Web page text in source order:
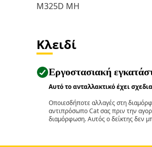
M325D MH
Κλειδί
Εργοστασιακή
Αυτό το ανταλλακτικό έχει
Οποιεσδήποτε αλλαγές στη
αντιπρόσωπο Cat σας πριν την
διαμόρφωση. Αυτός ο δείκτης δεν